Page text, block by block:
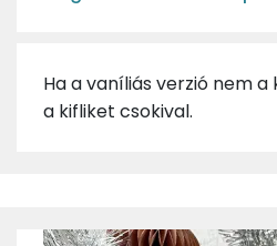
Ha a vaníliás verzió nem
a kifliket csokival.